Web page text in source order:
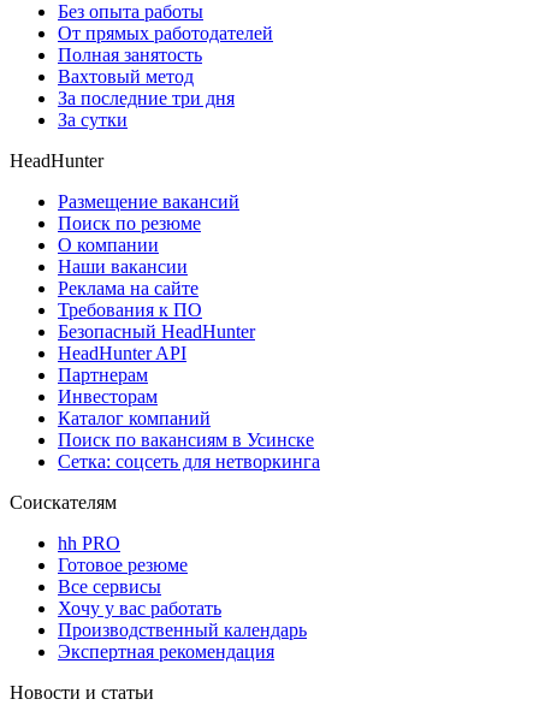
Без опыта работы
От прямых работодателей
Полная занятость
Вахтовый метод
За последние три дня
За сутки
HeadHunter
Размещение вакансий
Поиск по резюме
О компании
Наши вакансии
Реклама на сайте
Требования к ПО
Безопасный HeadHunter
HeadHunter API
Партнерам
Инвесторам
Каталог компаний
Поиск по вакансиям в Усинске
Сетка: соцсеть для нетворкинга
Соискателям
hh PRO
Готовое резюме
Все сервисы
Хочу у вас работать
Производственный календарь
Экспертная рекомендация
Новости и статьи